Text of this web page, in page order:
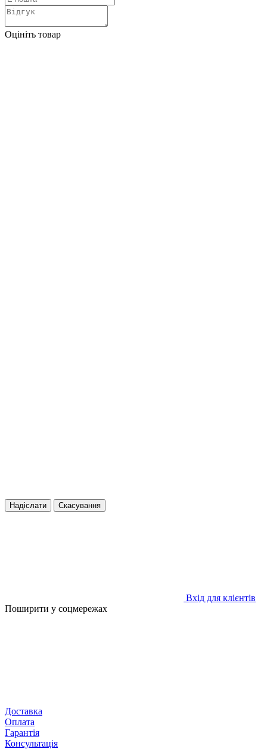
Оцініть товар
Надіслати Скасування
Вхід для клієнтів
Поширити у соцмережах
Доставка
Оплата
Гарантія
Консультація